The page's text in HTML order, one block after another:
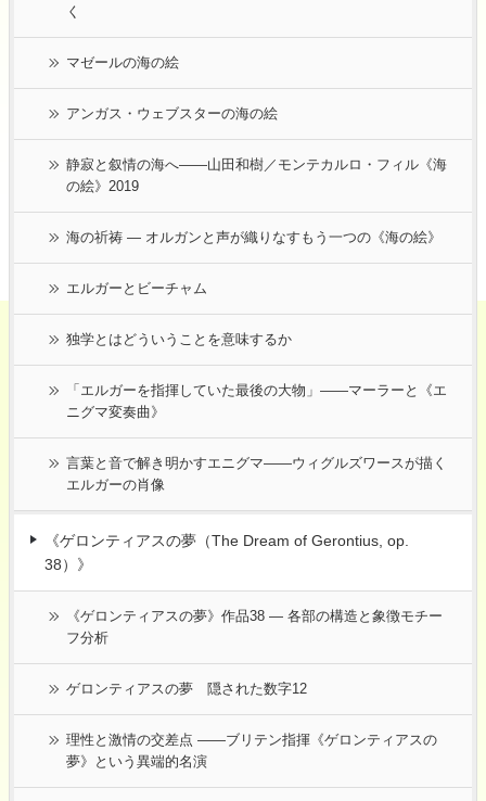
く
マゼールの海の絵
アンガス・ウェブスターの海の絵
静寂と叙情の海へ――山田和樹／モンテカルロ・フィル《海
の絵》2019
海の祈祷 ― オルガンと声が織りなすもう一つの《海の絵》
エルガーとビーチャム
独学とはどういうことを意味するか
「エルガーを指揮していた最後の大物」――マーラーと《エ
ニグマ変奏曲》
言葉と音で解き明かすエニグマ――ウィグルズワースが描く
エルガーの肖像
《ゲロンティアスの夢（The Dream of Gerontius, op.
38）》
《ゲロンティアスの夢》作品38 ― 各部の構造と象徴モチー
フ分析
ゲロンティアスの夢 隠された数字12
理性と激情の交差点 ――ブリテン指揮《ゲロンティアスの
夢》という異端的名演